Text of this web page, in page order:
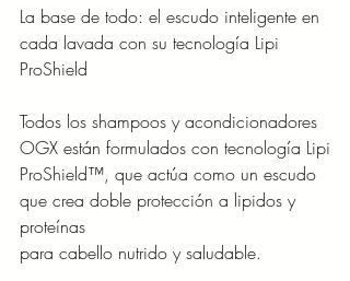
La base de todo: el escudo inteligente en
cada lavada con su tecnología Lipi
ProShield
Todos los shampoos y acondicionadores
OGX están formulados con tecnología Lipi
ProShield™, que actúa como un escudo
que crea doble protección a lipidos y
proteínas
para cabello nutrido y saludable.